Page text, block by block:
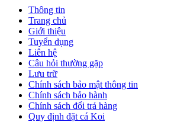
Thông tin
Trang chủ
Giới thiệu
Tuyển dụng
Liên hệ
Câu hỏi thường gặp
Lưu trữ
Chính sách bảo mật thông tin
Chính sách bảo hành
Chính sách đổi trả hàng
Quy định đặt cá Koi